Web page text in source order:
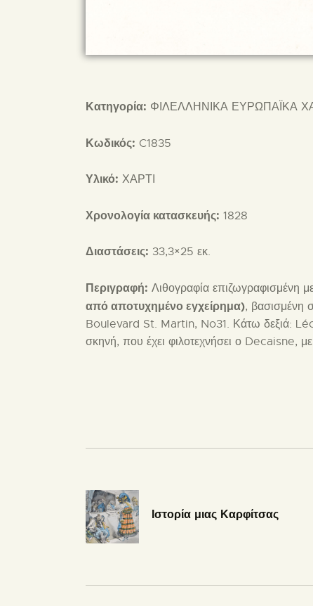
Κατηγορία: ΦΙΛΕΛΛΗΝΙΚΑ ΕΥΡΩΠΑΪΚΑ
Κωδικός: C1835
Υλικό: ΧΑΡΤΙ
Χρονολογία κατασκευής: 1828
Διαστάσεις: 33,3×25 εκ.
Περιγραφή: Λιθογραφία επιζωγραφισμένη
από αποτυχημένο εγχείρημα), βασισμένη
Boulevard St. Martin, No31. Κάτω δεξιά:
σκηνή, που έχει φιλοτεχνήσει ο Decaisne,
Ιστορία μιας Καρφίτσας